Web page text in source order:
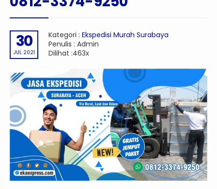
30
JUL 2021
Kategori : Ekspedisi Murah Surabaya
Penulis : Admin
Dilihat :463x